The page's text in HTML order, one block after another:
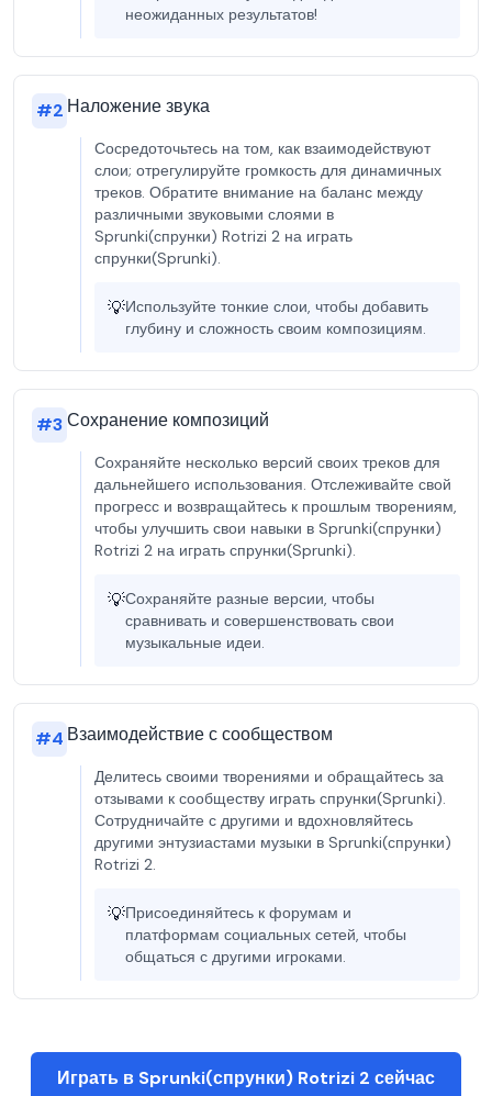
неожиданных результатов!
#2 Наложение звука
Сосредоточьтесь на том, как взаимодействуют
слои; отрегулируйте громкость для динамичных
треков. Обратите внимание на баланс между
различными звуковыми слоями в
Sprunki(спрунки) Rotrizi 2 на играть
спрунки(Sprunki).
💡Используйте тонкие слои, чтобы добавить
глубину и сложность своим композициям.
#3Сохранение композиций
Сохраняйте несколько версий своих треков для
дальнейшего использования. Отслеживайте свой
прогресс и возвращайтесь к прошлым творениям,
чтобы улучшить свои навыки в Sprunki(спрунки)
Rotrizi 2 на играть спрунки(Sprunki).
💡Сохраняйте разные версии, чтобы
сравнивать и совершенствовать свои
музыкальные идеи.
#4 Взаимодействие с сообществом
Делитесь своими творениями и обращайтесь за
отзывами к сообществу играть спрунки(Sprunki).
Сотрудничайте с другими и вдохновляйтесь
другими энтузиастами музыки в Sprunki(спрунки)
Rotrizi 2.
💡Присоединяйтесь к форумам и
платформам социальных сетей, чтобы
общаться с другими игроками.
Играть в Sprunki(спрунки) Rotrizi 2 сейчас